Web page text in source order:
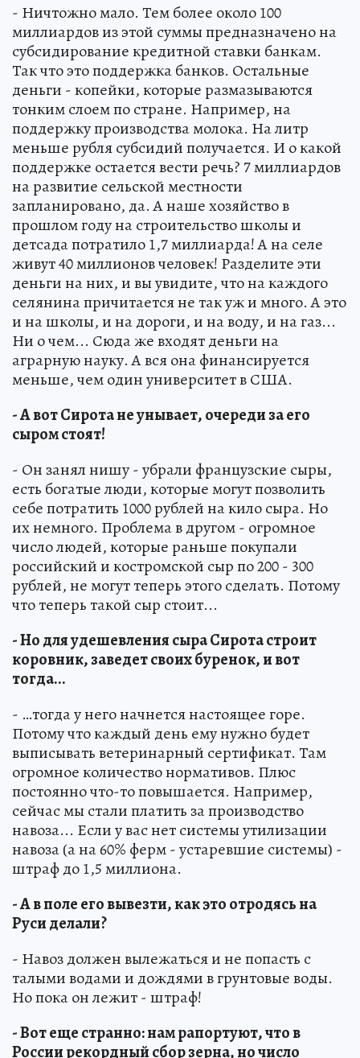
- Ничтожно мало. Тем более около 100
миллиардов из этой суммы предназначено на
субсидирование кредитной ставки банкам.
Так что это поддержка банков. Остальные
деньги - копейки, которые размазываются
тонким слоем по стране. Например, на
поддержку производства молока. На литр
меньше рубля субсидий получается. И о какой
поддержке остается вести речь? 7 миллиардов
на развитие сельской местности
запланировано, да. А наше хозяйство в
прошлом году на строительство школы и
детсада потратило 1,7 миллиарда! А на селе
живут 40 миллионов человек! Разделите эти
деньги на них, и вы увидите, что на каждого
селянина причитается не так уж и много. А это
и на школы, и на дороги, и на воду, и на газ...
Ни о чем... Сюда же входят деньги на
аграрную науку. А вся она финансируется
меньше, чем один университет в США.
- А вот Сирота не унывает, очереди за его
сыром стоят!
- Он занял нишу - убрали французские сыры,
есть богатые люди, которые могут позволить
себе потратить 1000 рублей на кило сыра. Но
их немного. Проблема в другом - огромное
число людей, которые раньше покупали
российский и костромской сыр по 200 - 300
рублей, не могут теперь этого сделать. Потому
что теперь такой сыр стоит...
- Но для удешевления сыра Сирота строит
коровник, заведет своих буренок, и вот
тогда...
- …тогда у него начнется настоящее горе.
Потому что каждый день ему нужно будет
выписывать ветеринарный сертификат. Там
огромное количество нормативов. Плюс
постоянно что-то повышается. Например,
сейчас мы стали платить за производство
навоза... Если у вас нет системы утилизации
навоза (а на 60% ферм - устаревшие системы) -
штраф до 1,5 миллиона.
- А в поле его вывезти, как это отродясь на
Руси делали?
- Навоз должен вылежаться и не попасть с
талыми водами и дождями в грунтовые воды.
Но пока он лежит - штраф!
- Вот еще странно: нам рапортуют, что в
России рекордный сбор зерна, но число